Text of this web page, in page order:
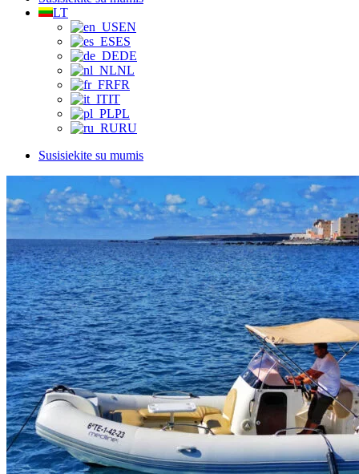
LT
EN
ES
DE
NL
FR
IT
PL
RU
Susisiekite su mumis